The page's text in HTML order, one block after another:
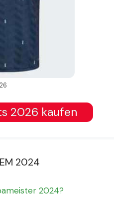
2026 kaufen
2024
2024?